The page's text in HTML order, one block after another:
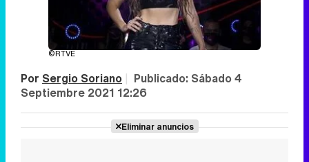
©RTVE
Por Sergio Soriano | Publicado: Sábado 4
Septiembre 2021 12:26
Eliminar anuncios